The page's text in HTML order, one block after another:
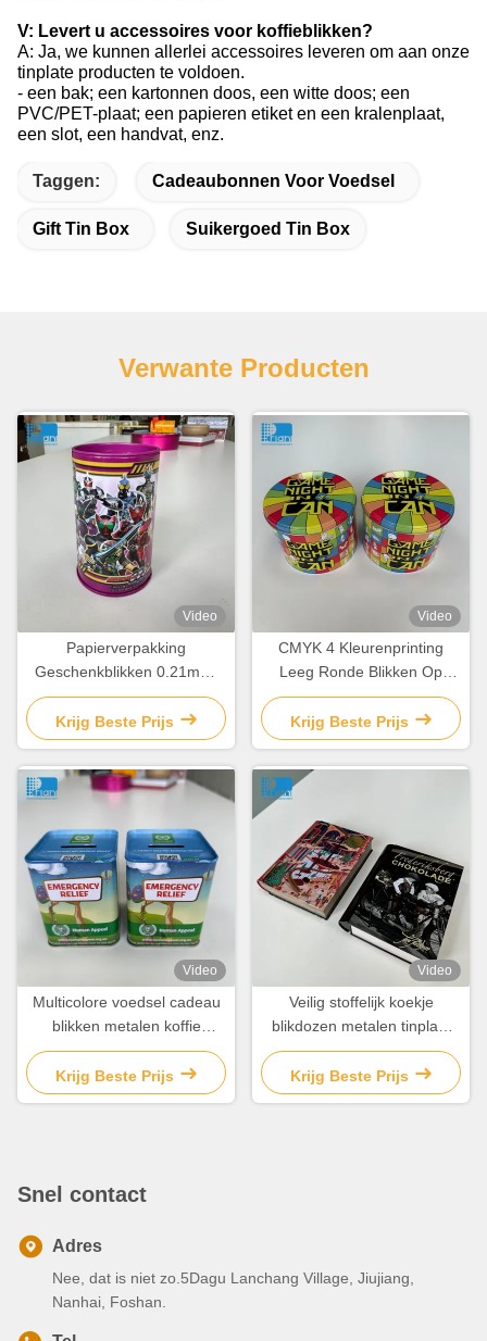
V: Levert u accessoires voor koffieblikken?
A: Ja, we kunnen allerlei accessoires leveren om aan onze
tinplate producten te voldoen.
- een bak; een kartonnen doos, een witte doos; een
PVC/PET-plaat; een papieren etiket en een kralenplaat,
een slot, een handvat, enz.
Taggen: Cadeaubonnen Voor Voedsel
Gift Tin Box Suikergoed Tin Box
Verwante Producten
Video
Papierverpakking
Geschenkblikken 0.21mm-
0.35mm Aanpasbare
chocolade doosblik met
deksel
Krijg Beste Prijs
Video
CMYK 4 Kleurenprinting
Leeg Ronde Blikken Op
maat Gemaakte Biskotten
Blik Container
Krijg Beste Prijs
Video
Multicolore voedsel cadeau
blikken metalen koffie
blikken thee en suiker
blikken
Krijg Beste Prijs
Video
Veilig stoffelijk koekje
blikdozen metalen tinplaat
chocolade blikdoos
Krijg Beste Prijs
Snel contact
Adres
Nee, dat is niet zo.5Dagu Lanchang Village, Jiujiang,
Nanhai, Foshan.